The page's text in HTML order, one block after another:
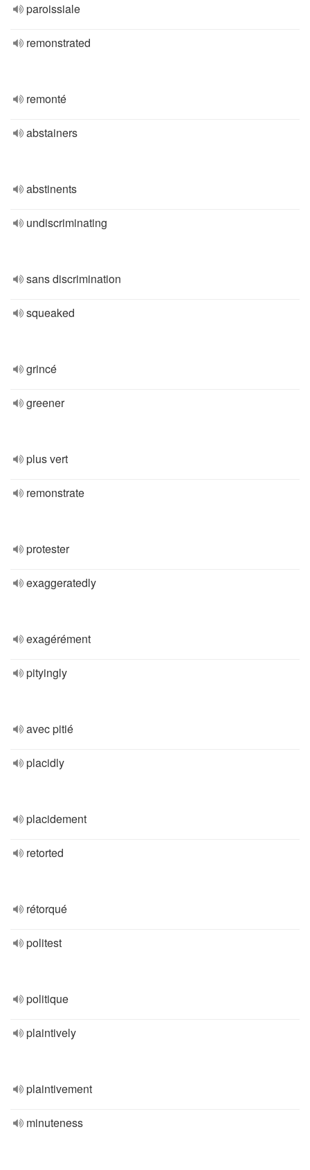
paroissiale
remonstrated
remonté
abstainers
abstinents
undiscriminating
sans discrimination
squeaked
grincé
greener
plus vert
remonstrate
protester
exaggeratedly
exagérément
pityingly
avec pitié
placidly
placidement
retorted
rétorqué
politest
politique
plaintively
plaintivement
minuteness